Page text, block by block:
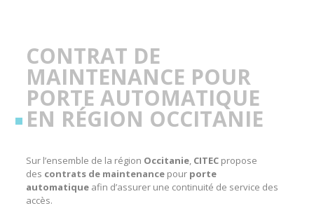
CONTRAT DE
MAINTENANCE POUR
PORTE AUTOMATIQUE
EN RÉGION OCCITANIE
Sur l’ensemble de la région Occitanie, CITECpropose
des contrats de maintenancepour porte
automatiqueafin d’assurer une continuité de service des
accès.